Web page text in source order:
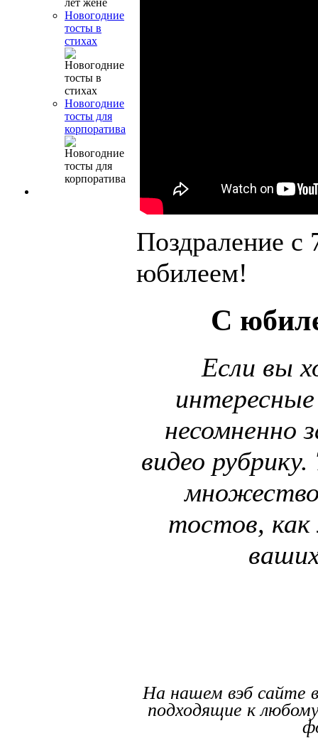
Новогодние
тосты в
стихах
Новогодние
тосты для
корпоратива
Поздраление с
юбилеем!
С
Если вы
несомненно
видео
тостов,
На нашем вэб
подходящие к